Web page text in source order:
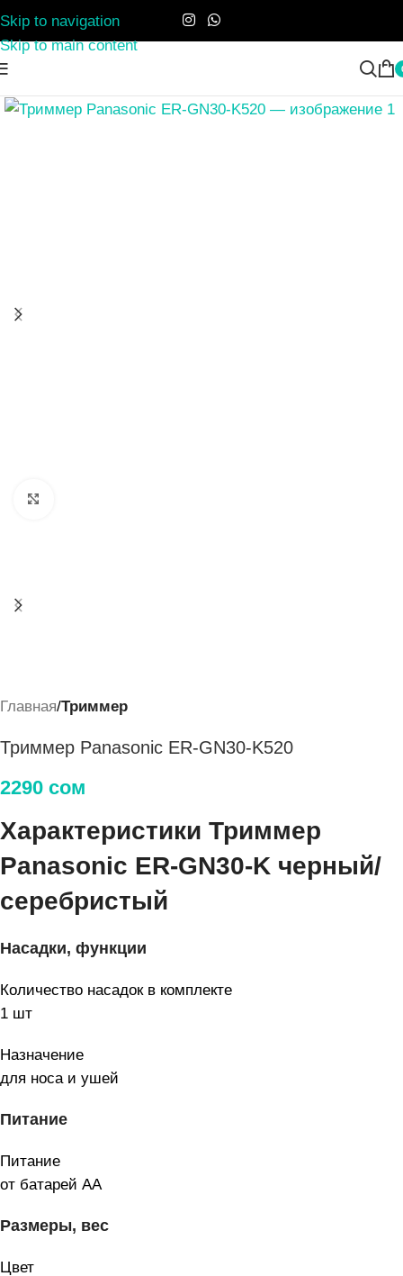
Skip to navigation
Skip to main content
Главная Триммер
Триммер Panasonic ER-GN30-K520
2290 сом
Характеристики Триммер
Panasonic ER-GN30-K черный/
серебристый
Насадки, функции
Количество насадок в комплекте
1 шт
Назначение
для носа и ушей
Питание
Питание
от батарей AA
Размеры, вес
Цвет